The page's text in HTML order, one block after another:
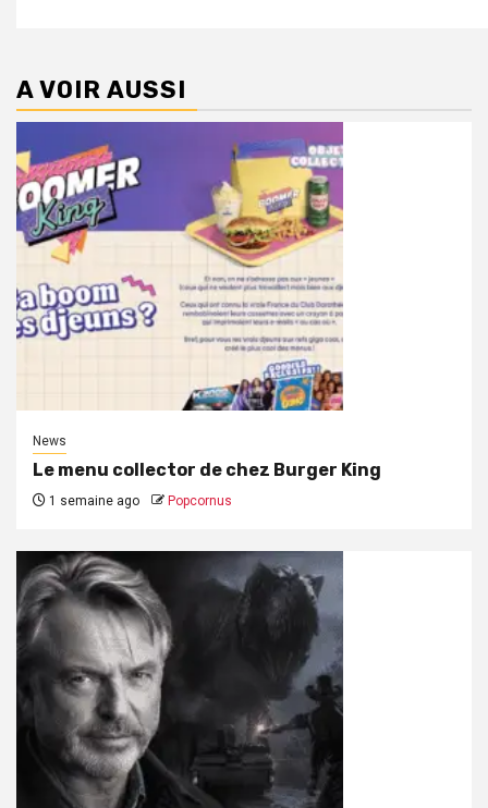
A VOIR AUSSI
News
Le menu collector de chez Burger King
1 semaine ago Popcornus